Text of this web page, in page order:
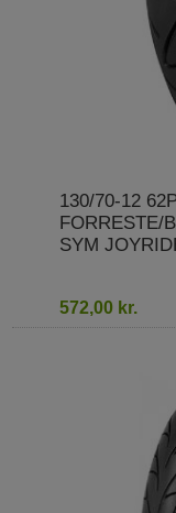
130/70-12
FORRESTE/
SYM
572,00 kr.